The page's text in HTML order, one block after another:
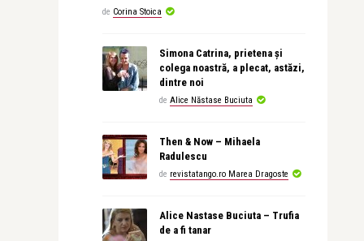
de Corina Stoica
Simona Catrina, prietena și
colega noastră, a plecat, astăzi,
dintre noi
de Alice Năstase Buciuta
Then & Now – Mihaela
Radulescu
de revistatango.ro Marea Dragoste
Alice Nastase Buciuta – Trufia
de a fi tanar